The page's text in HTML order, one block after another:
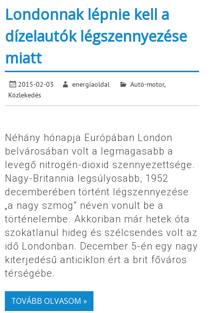
Londonnak lépnie kell a
dízelautók légszennyezése
miatt
2015-02-03 energiaoldal Autó-motor,
Közlekedés
Néhány hónapja Európában London
belvárosában volt a legmagasabb a
levegő nitrogén-dioxid szennyezettsége.
Nagy-Britannia legsúlyosabb, 1952
decemberében történt légszennyezése
„a nagy szmog” néven vonult be a
történelembe. Akkoriban már hetek óta
szokatlanul hideg és szélcsendes volt az
idő Londonban. December 5-én egy nagy
kiterjedésű anticiklon ért a brit főváros
térségébe.
TOVÁBB OLVASOM »